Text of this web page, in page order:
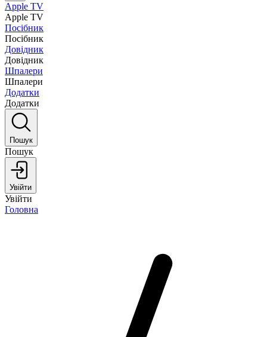
Apple TV
Apple TV
Посібник
Посібник
Довідник
Довідник
Шпалери
Шпалери
Додатки
Додатки
Пошук
Пошук
Увійти
Увійти
Головна